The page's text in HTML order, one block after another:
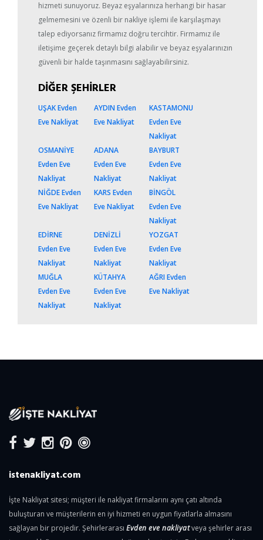
hizmeti sunuyoruz. Beyaz eşyalarınıza herhangi bir hasar
gelmemesini ve özenli bir nakliye işlemi ile karşılaşmayı
talep ediyorsanız firmamız doğru tercihtir. Firmamız ile
iletişime geçerek detaylı bilgi alabilir ve beyaz eşyalarınızın
güvenli bir halde taşınmasını sağlayabilirsiniz.
DİĞER ŞEHİRLER
UŞAK Evden
Eve Nakliyat
AYDIN Evden
Eve Nakliyat
KASTAMONU
Evden Eve
Nakliyat
OSMANİYE
Evden Eve
Nakliyat
ADANA
Evden Eve
Nakliyat
BAYBURT
Evden Eve
Nakliyat
NİĞDE Evden
Eve Nakliyat
KARS Evden
Eve Nakliyat
BİNGÖL
Evden Eve
Nakliyat
EDİRNE
Evden Eve
Nakliyat
DENİZLİ
Evden Eve
Nakliyat
YOZGAT
Evden Eve
Nakliyat
MUĞLA
Evden Eve
Nakliyat
KÜTAHYA
Evden Eve
Nakliyat
AĞRI Evden
Eve Nakliyat
istenakliyat.com
İşte Nakliyat sitesi; müşteri ile nakliyat firmalarını aynı çatı altında
buluşturan ve müşterilerin en iyi hizmeti en uygun fiyatlarla almasını
sağlayan bir projedir. Şehirlerarası Evden eve nakliyatveya şehirler arası